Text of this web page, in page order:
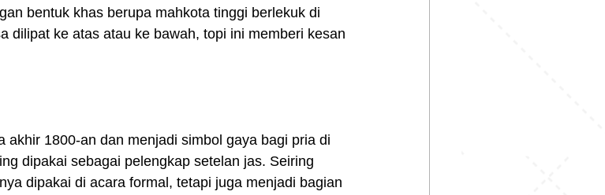
bentuk khas berupa mahkota tinggi berlekuk di
dilipat ke atas atau ke bawah, topi ini memberi kesan
akhir 1800-an dan menjadi simbol gaya bagi pria di
dipakai sebagai pelengkap setelan jas. Seiring
dipakai di acara formal, tetapi juga menjadi bagian